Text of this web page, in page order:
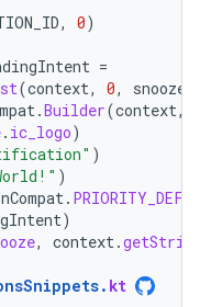
, 0)
=
(context, 0,
.Builder(context,
. ic_logo)
)
)
.
)
, context.
. kt